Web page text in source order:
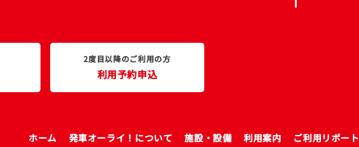
2度目以降のご利用の方
利用予約申込
ホーム 発車オーライ！について 施設・設備 利用案内 ご利用リポート